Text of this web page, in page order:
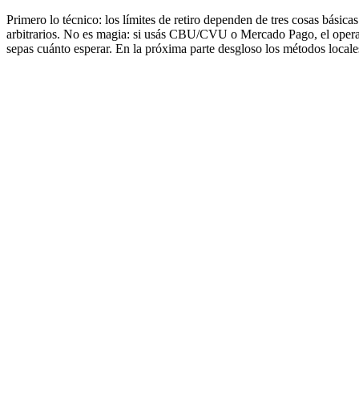
Primero lo técnico: los límites de retiro dependen de tres cosas
arbitrarios. No es magia: si usás CBU/CVU o Mercado Pago, el
sepas cuánto esperar. En la próxima parte desgloso los métodos